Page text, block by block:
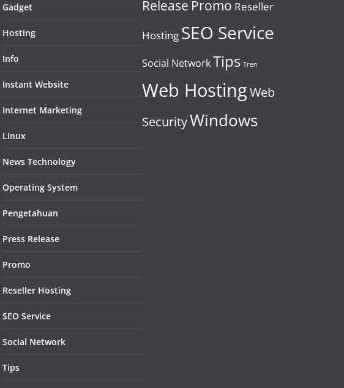
Gadget
Hosting
Info
Instant Website
Internet Marketing
Linux
News Technology
Operating System
Pengetahuan
Press Release
Promo
Reseller Hosting
SEO Service
Social Network
Tips
Release Promo Reseller
Hosting SEO Service
Social NetworkTips Tren
Web HostingWeb
SecurityWindows